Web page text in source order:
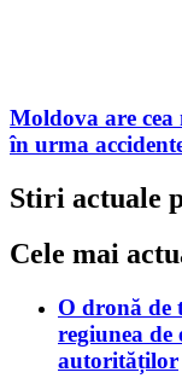
Moldova are
în urma
Stiri actuale
Cele mai
O dronă de
regiunea de
autorităților